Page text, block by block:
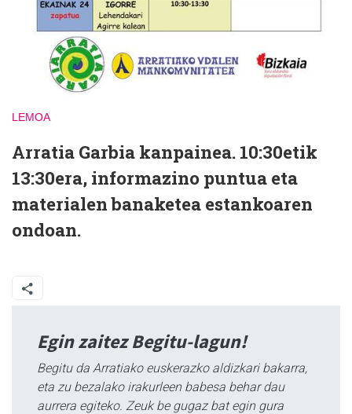
LEMOA
Arratia Garbia kanpainea. 10:30etik
13:30era, informazino puntua eta
materialen banaketea estankoaren
ondoan.
Egin zaitez Begitu-lagun!
Begitu da Arratiako euskerazko aldizkari bakarra,
eta zu bezalako irakurleen babesa behar dau
aurrera egiteko. Zeuk be gugaz bat egin gura